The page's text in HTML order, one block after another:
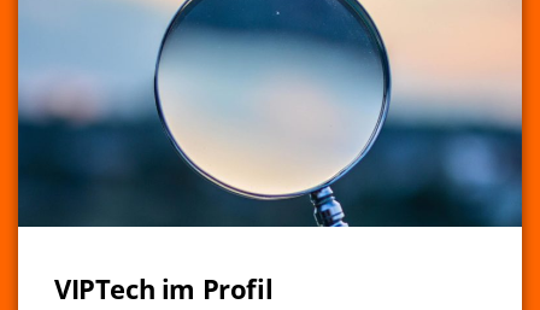
VIPTech im Profil